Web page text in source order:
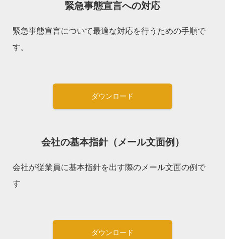
緊急事態宣言への対応
緊急事態宣言について最適な対応を行うための手順で
す。
ダウンロード
会社の基本指針（メール文面例）
会社が従業員に基本指針を出す際のメール文面の例で
す
ダウンロード